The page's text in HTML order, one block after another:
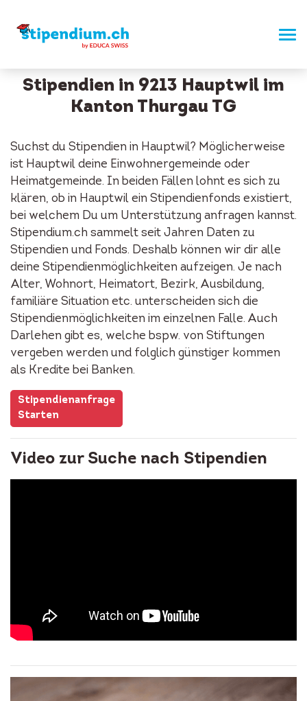
Stipendien in 9213 Hauptwil im
Kanton Thurgau TG
Suchst du Stipendien in Hauptwil? Möglicherweise
ist Hauptwil deine Einwohnergemeinde oder
Heimatgemeinde. In beiden Fällen lohnt es sich zu
klären, ob in Hauptwil ein Stipendienfonds existiert,
bei welchem Du um Unterstützung anfragen kannst.
Stipendium.ch sammelt seit Jahren Daten zu
Stipendien und Fonds. Deshalb können wir dir alle
deine Stipendienmöglichkeiten aufzeigen. Je nach
Alter, Wohnort, Heimatort, Bezirk, Ausbildung,
familiäre Situation etc. unterscheiden sich die
Stipendienmöglichkeiten im einzelnen Falle. Auch
Darlehen gibt es, welche bspw. von Stiftungen
vergeben werden und folglich günstiger kommen
als Kredite bei Banken.
Stipendienanfrage
Starten
Video zur Suche nach Stipendien